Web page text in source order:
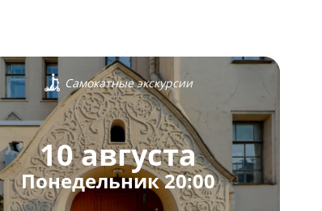
Самокатные экскурсии
10 августа
Понедельник 20:00